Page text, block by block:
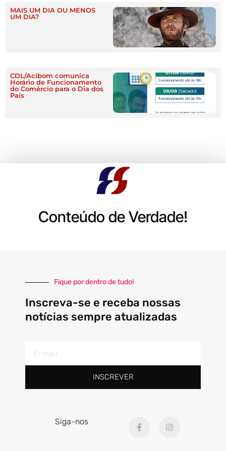
MAIS UM DIA OU MENOS
UM DIA?
CDL/Acibom comunica
Horário de Funcionamento
do Comércio para o Dia dos
Pais
Conteúdo de Verdade!
Fique por dentro de tudo!
Inscreva-se e receba nossas
notícias sempre atualizadas
mail
INSCREVER
Siga-nos
a
n